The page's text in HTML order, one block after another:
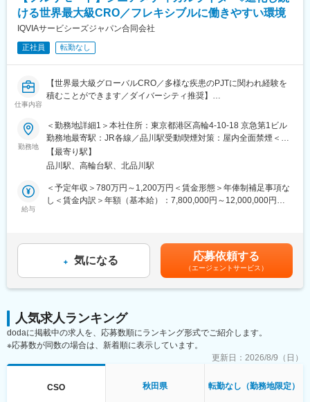
■仕事の魅力：
医薬品、医療機器、再生医療等幅広い分野の開発品目に関する文
文書作成に際し、社内の医師や薬事の専門知識を有する者からア
な環境で仕事をすることができます
■世界100か国以上に展開・進化し続ける世界最大級CRO：
世界最大のCROと医療データカンパニーの経営統合により、
IQVIAは世界中のどんな会社にも真似できない治験の「質」と「ス
ピード」を両立する仕組みを持った企業へ進化しました。薬剤流
間が数か月も短縮に成功した例もあります。新しい治療法を待っ
ている患者様のために、これからもIQVIAは創造的な仕事に挑戦し
フレキシブルスタイルワーク：働く場所はオフィスに拘らず、
「効率的で生産性の高い業務を実施できる場所で勤務する」とい
う考え方で、より柔軟な働き方を導入しています。
変更の範囲：会社の定める業務
ける世界最大級CRO／フレキシブルに働きやすい環境
IQVIAサービシーズジャパン合同会社
正社員 転勤なし
仕事内容
【世界最大級グローバルCRO／多様な疾患のPJTに関われ経験を
積むことができます／ダイバーシティ推奨】
から、幅広い治療分野の業務を受託しているため、様々な文書作
成に携わり、非常に多くの経験をすることができます。また、社
内の教育システムも充実しており、新規案件に対して専門的なア
プローチが可能な体制になっています。
■仕事内容：
リード・メディカル・ライターとして次のような業務をお任せし
・グローバル試験の治験実施計画書に対して日本要件を満たすた
めの修正版の作成およびレビュー業務・臨床研究・PMS関連文書
（実施計画書、安全性定期報告書、論文など）の作成およびレビ
■仕事の魅力：
・医薬品、医療機器、再生医療等幅広い分野の開発品目に関する
アドバイスを受けることできます
勤務地
＜勤務地詳細1＞本社住所：東京都港区高輪4-10-18 京急第1ビル
勤務地最寄駅：JR各線／品川駅受動喫煙対策：屋内全面禁煙＜勤
務地詳細2＞全国住所：全国 ※希望勤務地はアドバイザーにお伝
えください。 受動喫煙対策：屋内全面禁煙変更の範囲：会社の定
【最寄り駅】
品川駅、高輪台駅、北品川駅
給与
＜予定年収＞780万円～1,200万円＜賃金形態＞年俸制補足事項な
し＜賃金内訳＞年額（基本給）：7,800,000円～12,000,000円＜
す。■昇給：年1回■業績賞与：年1回賃金はあくまでも目安の金額
であり、選考を通じて上下する可能性があります。月給(月額)は固
定手当を含めた表記です。
気になる 応募依頼する
（エージェントサービス）
人気求人ランキング
dodaに掲載中の求人を、応募数順にランキング形式でご紹介します。
※応募数が同数の場合は、新着順に表示しています。
更新日： 2026/8/9（日）
CSO 秋田県 転勤なし（勤務地限定）